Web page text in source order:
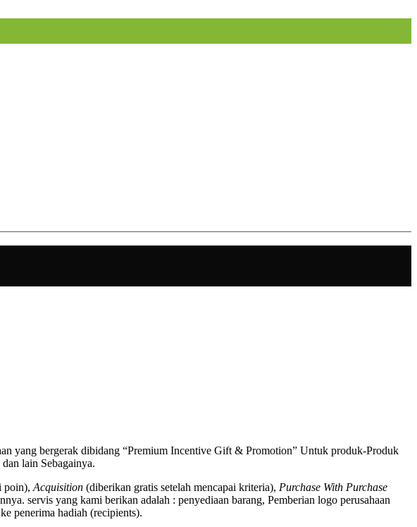
yang bergerak dibidang “Premium Incentive Gift & Promotion” Untuk produk-Produk
lain Sebagainya.
poin), Acquisition (diberikan gratis setelah mencapai kriteria), Purchase With Purchase
servis yang kami berikan adalah : penyediaan barang, Pemberian logo perusahaan
penerima hadiah (recipients).